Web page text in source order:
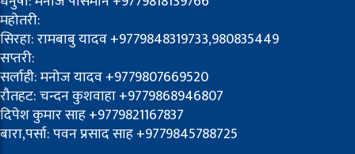
महोतरी:
सिरहा: रामबाबु यादव +9779848319733,980835449
सप्तरी:
सर्लाही: मनोज यादव +9779807669520
रौतहट: चन्दन कुशवाहा +9779868946807
दिपेश कुमार साह +9779821167837
बारा,पर्सा: पवन प्रसाद साह +9779845788725